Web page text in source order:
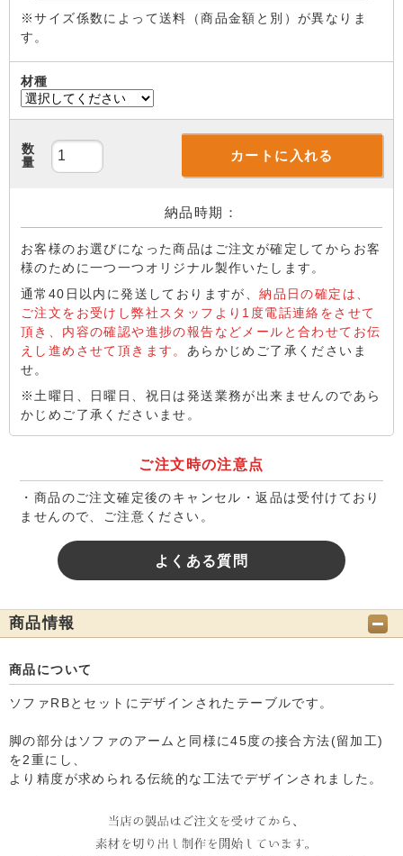
※サイズ係数によって送料（商品金額と別）が異なりま
す。
材種
数
量
カートに入れる
納品時期：
お客様のお選びになった商品はご注文が確定してからお客
様のために一つ一つオリジナル製作いたします。
通常40日以内に発送しておりますが、納品日の確定は、
ご注文をお受けし弊社スタッフより1度電話連絡をさせて
頂き、内容の確認や進捗の報告などメールと合わせてお伝
えし進めさせて頂きます。 あらかじめご了承くださいま
せ。
※土曜日、日曜日、祝日は発送業務が出来ませんのであら
かじめご了承くださいませ。
ご注文時の注意点
・商品のご注文確定後のキャンセル・返品は受付けており
ませんので、ご注意ください。
よくある質問
商品情報
商品について
ソファRBとセットにデザインされたテーブルです。
脚の部分はソファのアームと同様に45度の接合方法(留加工)
を2重にし、
より精度が求められる伝統的な工法でデザインされました。